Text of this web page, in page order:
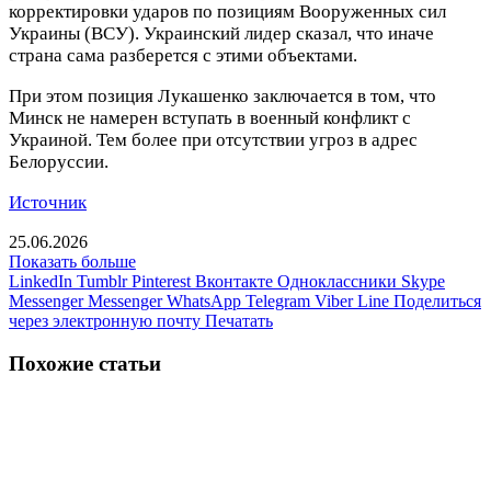
корректировки ударов по позициям Вооруженных сил
Украины (ВСУ). Украинский лидер сказал, что иначе
страна сама разберется с этими объектами.
При этом позиция Лукашенко заключается в том, что
Минск не намерен вступать в военный конфликт с
Украиной. Тем более при отсутствии угроз в адрес
Белоруссии.
Источник
25.06.2026
Показать больше
LinkedIn Tumblr Pinterest Вконтакте Одноклассники Skype
Messenger Messenger WhatsApp Telegram Viber Line Поделиться
через электронную почту Печатать
Похожие статьи